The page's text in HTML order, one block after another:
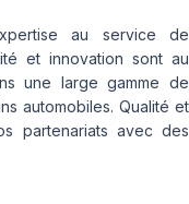
au service de
et innovation sont au
une large gamme de
automobiles. Qualité et
partenariats avec des